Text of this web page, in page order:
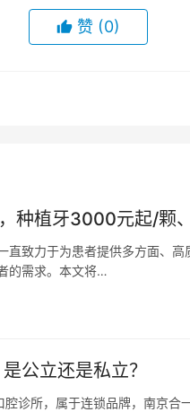
赞 (0)
种植牙3000元起/颗
直致力于为患者提供多方面、
的需求。本文将…
公立还是私立？
诊所，属于连锁品牌，南京